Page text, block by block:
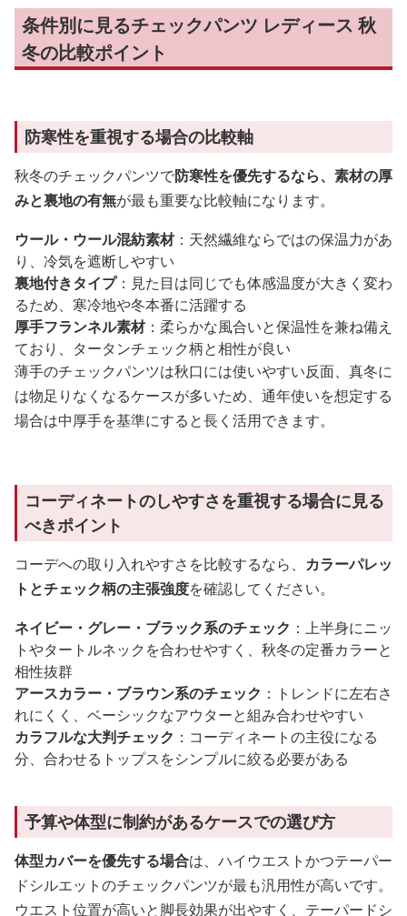
条件別に見るチェックパンツ レディース 秋
冬の比較ポイント
防寒性を重視する場合の比較軸
秋冬のチェックパンツで防寒性を優先するなら、素材の厚
みと裏地の有無が最も重要な比較軸になります。
ウール・ウール混紡素材：天然繊維ならではの保温力があ
り、冷気を遮断しやすい
裏地付きタイプ：見た目は同じでも体感温度が大きく変わ
るため、寒冷地や冬本番に活躍する
厚手フランネル素材：柔らかな風合いと保温性を兼ね備え
ており、タータンチェック柄と相性が良い
薄手のチェックパンツは秋口には使いやすい反面、真冬に
は物足りなくなるケースが多いため、通年使いを想定する
場合は中厚手を基準にすると長く活用できます。
コーディネートのしやすさを重視する場合に見る
べきポイント
コーデへの取り入れやすさを比較するなら、 カラーパレッ
トとチェック柄の主張強度を確認してください。
ネイビー・グレー・ブラック系のチェック ：上半身にニッ
トやタートルネックを合わせやすく、秋冬の定番カラーと
相性抜群
アースカラー・ブラウン系のチェック ：トレンドに左右さ
れにくく、ベーシックなアウターと組み合わせやすい
カラフルな大判チェック ：コーディネートの主役になる
分、合わせるトップスをシンプルに絞る必要がある
予算や体型に制約があるケースでの選び方
体型カバーを優先する場合は、ハイウエストかつテーパー
ドシルエットのチェックパンツが最も汎用性が高いです。
ウエスト位置が高いと脚長効果が出やすく、テーパードシ